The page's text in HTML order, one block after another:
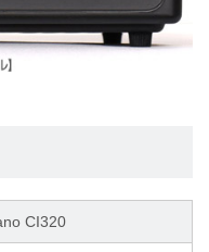
CI320